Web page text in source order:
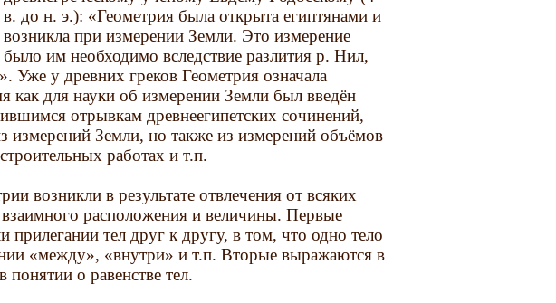
в. до н. э.): «Геометрия была открыта египтянами и
возникла при измерении Земли. Это измерение
было им необходимо вследствие разлития р. Нил,
Уже у древних греков Геометрия означала
как для науки об измерении Земли был введён
отрывкам древнеегипетских сочинений,
измерений Земли, но также из измерений объёмов
работах и т.п.
возникли в результате отвлечения от всяких
расположения и величины. Первые
тел друг к другу, в том, что одно тело
«между», «внутри» и т.п. Вторые выражаются в
о равенстве тел.